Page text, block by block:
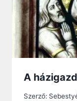
A
Szerző: